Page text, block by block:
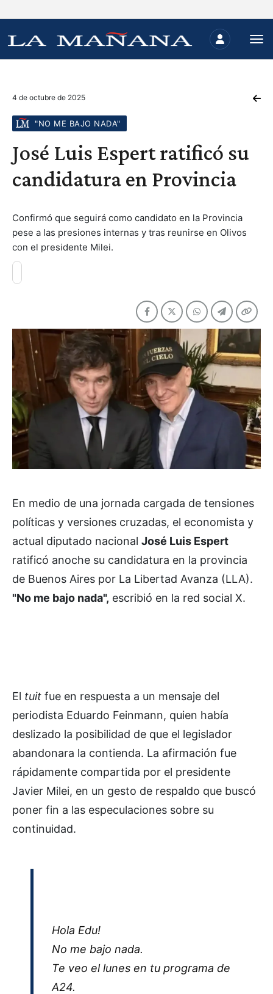
4 de octubre de 2025
"NO ME BAJO NADA"
José Luis Espert ratificó su
candidatura en Provincia
Confirmó que seguirá como candidato en la Provincia
pese a las presiones internas y tras reunirse en Olivos
con el presidente Milei.
En medio de una jornada cargada de tensiones
políticas y versiones cruzadas, el economista y
actual diputado nacional José Luis Espert
ratificó anoche su candidatura en la provincia
de Buenos Aires por La Libertad Avanza (LLA).
"No me bajo nada", escribió en la red social X.
El tuit fue en respuesta a un mensaje del
periodista Eduardo Feinmann, quien había
deslizado la posibilidad de que el legislador
abandonara la contienda. La afirmación fue
rápidamente compartida por el presidente
Javier Milei, en un gesto de respaldo que buscó
poner fin a las especulaciones sobre su
continuidad.
Hola Edu!
No me bajo nada.
Te veo el lunes en tu programa de
A24.